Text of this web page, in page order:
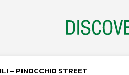
– PINOCCHIO STREET